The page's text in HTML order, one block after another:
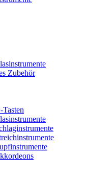
Zubehör